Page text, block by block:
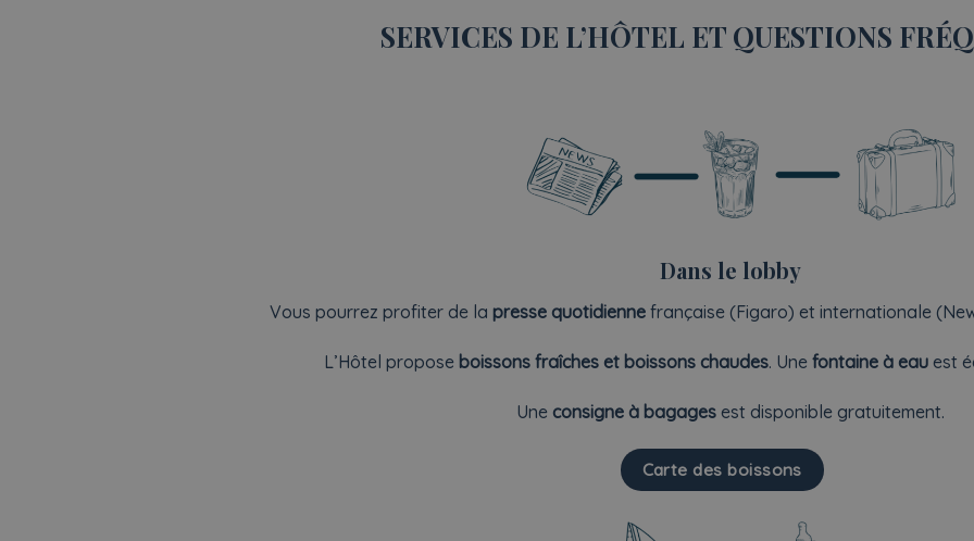
SERVICES DE L’HÔTEL ET QUESTIONS
Dans le lobby
Vous pourrez profiter de la presse quotidiennefrançaise (Figaro) et internationale
L’Hôtel propose boissons fraîches et boissons chaudes. Une fontaine à eauest
Une consigne à bagages est disponible gratuitement.
Carte des boissons